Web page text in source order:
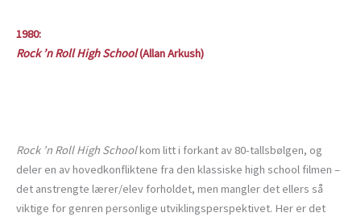
1980:
Rock ’n Roll High School(Allan Arkush)
Rock ’n Roll High Schoolkom litt i forkant av 80-tallsbølgen, og
deler en av hovedkonfliktene fra den klassiske high school filmen –
det anstrengte lærer/elev forholdet, men mangler det ellers så
viktige for genren personlige utviklingsperspektivet. Her er det